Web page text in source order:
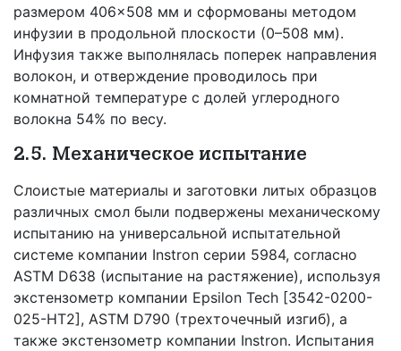
размером 406×508 мм и сформованы методом
инфузии в продольной плоскости (0–508 мм).
Инфузия также выполнялась поперек направления
волокон, и отверждение проводилось при
комнатной температуре с долей углеродного
волокна 54% по весу.
2.5. Механическое испытание
Слоистые материалы и заготовки литых образцов
различных смол были подвержены механическому
испытанию на универсальной испытательной
системе компании Instron серии 5984, согласно
ASTM D638 (испытание на растяжение), используя
экстензометр компании Epsilon Tech [3542-0200-
025-HT2], ASTM D790 (трехточечный изгиб), а
также экстензометр компании Instron. Испытания